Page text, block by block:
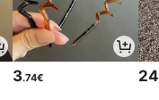
3.74€ 24